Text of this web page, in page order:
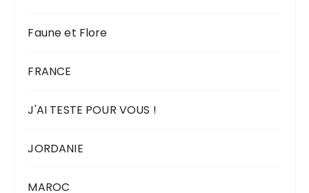
Faune et Flore
FRANCE
J'AI TESTE POUR VOUS !
JORDANIE
MAROC